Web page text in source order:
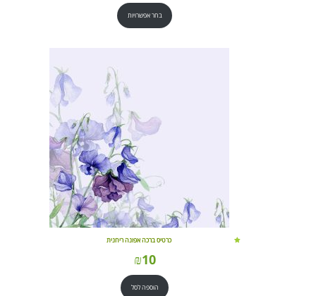
בחר אפשרויות
כרטיס ברכה אפונה ריחנית
₪10
הוספה לסל